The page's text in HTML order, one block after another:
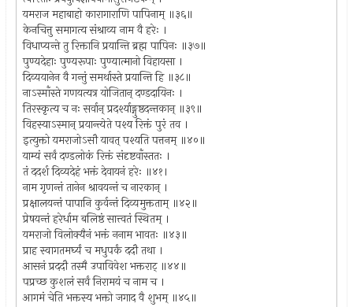
यमराज महाबाहो कारागाराणि पापिनाम् ॥३६॥
केनचित्तु समागत्य संश्राव्य नाम वै हरेः ।
विधाप्यन्ते तु रिक्तानि प्रयान्ति ब्रह्म पापिनः ॥३७॥
पुण्यदेहाः पुण्यरूपाः पुण्यात्मानो विहायसा ।
दिव्ययानेन वै गन्तुं समर्थास्ते प्रयान्ति हि ॥३८॥
नाऽस्माँस्ते गणयत्यत्र योजितान् दण्डदायिनः ।
तिरस्कृत्य च नः सर्वान् प्रदर्श्याङ्गुष्ठदन्तकान् ॥३९॥
विहस्याऽस्मान् प्रयान्त्येते पश्य रिक्तं पुरं तव ।
इत्युक्तो यमराजोऽसौ यावत् पश्यति पत्तनम् ॥४०॥
याम्यं सर्वं दण्डलोकं रिक्तं संदृष्टवाँस्ततः ।
तं ददर्श दिव्यदेहं भक्तं देवायनं हरेः ॥४१।
नाम गृणन्तं तानेन श्रावयन्तं च नारकान् ।
प्रक्षालयन्तं पापानि कुर्वन्तं दिव्यमुक्तताम् ॥४२॥
प्रेषयन्तं हरेर्धाम बलिष्ठं सात्त्वतं स्थितम् ।
यमराजो विलोक्यैनं भक्तं ननाम भावतः ॥४३॥
प्राह स्वागतमर्घ्यं च मधुपर्कं ददौ तथा ।
आसनं प्रददौ तस्मै उपाविवेश भक्तराट् ॥४४॥
पप्रच्छ कुशलं सर्वं निरामयं च नाम च ।
आगमं चेति भक्तस्य भक्तो जगाद वै शुभम् ॥४५॥